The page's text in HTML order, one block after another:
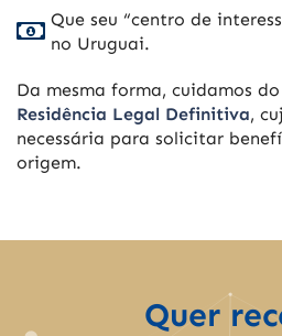
Que seu “centro de
no Uruguai.
Da mesma forma, cuidamos
Residência Legal Definitiva,
necessária para solicitar
origem.
Quer